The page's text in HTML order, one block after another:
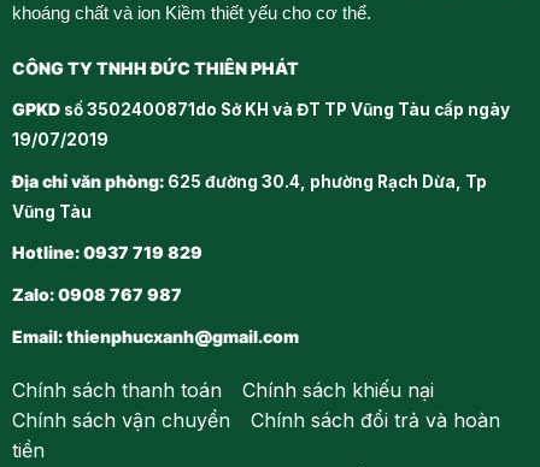
khoáng chất và ion Kiềm thiết yếu cho cơ thể.
CÔNG TY TNHH ĐỨC THIÊN PHÁT
GPKDsố 3502400871do Sở KH và ĐT TP Vũng Tàu cấp ngày
19/07/2019
Địa chỉ văn phòng:625 đường 30.4, phường Rạch Dừa, Tp
Vũng Tàu
Hotline: 0937 719 829
Zalo: 0908 767 987
Email:thienphucxanh@gmail.com
Chính sách thanh toán- Chính sách khiếu nại
Chính sách vận chuyển- Chính sách đổi trả và hoàn
tiền